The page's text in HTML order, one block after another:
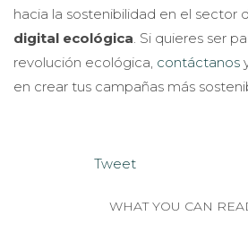
hacia la sostenibilidad en el sector
digital ecológica. Si quieres ser
revolución ecológica, contáctanos
en crear tus campañas más
Tweet
WHAT YOU CAN